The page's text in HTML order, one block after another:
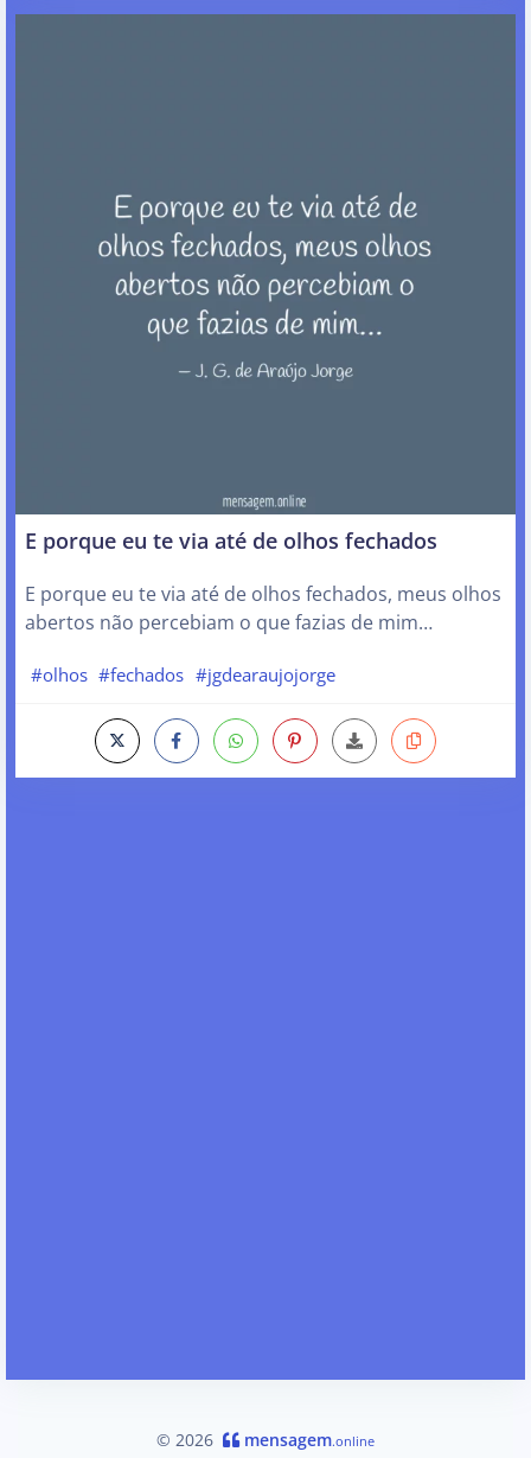
E porque eu te via até de olhos fechados
E porque eu te via até de olhos fechados, meus olhos
abertos não percebiam o que fazias de mim…
#olhos #fechados #jgdearaujojorge
© 2026 mensagem.online